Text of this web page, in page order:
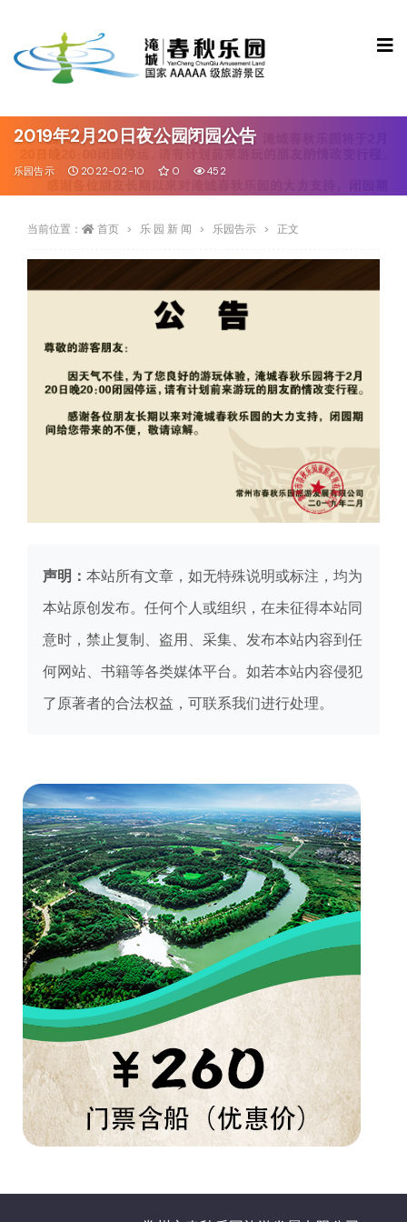
2019年2月20日夜公园闭园公告
乐园告示 2022-02-10 0 452
当前位置： 首页 乐 园 新 闻 乐园告示 正文
声明： 本站所有文章，如无特殊说明或标注，均为
本站原创发布。任何个人或组织，在未征得本站同
意时，禁止复制、盗用、采集、发布本站内容到任
何网站、书籍等各类媒体平台。如若本站内容侵犯
了原著者的合法权益，可联系我们进行处理。